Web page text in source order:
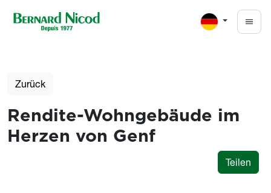
Zurück
Rendite-Wohngebäude im
Herzen von Genf
Teilen